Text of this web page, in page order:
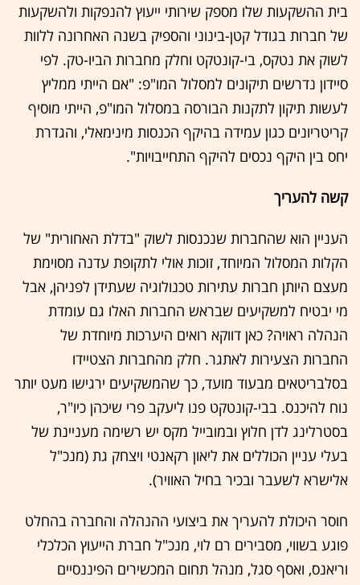
בית ההשקעות שלו מספק שירותי ייעוץ להנפקות ולהשקעות
של חברות בגודל קטן-בינוני והספיק בשנה האחרונה ללוות
לשוק את נטקס, בי-קונטקט וחלק מחברות הביו-טק. לפי
סיידון נדרשים תיקונים למסלול המו"פ: "אם הייתי ממליץ
לעשות תיקון לתקנות הבורסה במסלול המו"פ, הייתי מוסיף
קריטריונים כגון עמידה בהיקף הכנסות מינימאלי, והגדרת
יחס בין היקף נכסים להיקף התחייבויות".
קשה להעריך
העניין הוא שהחברות שנכנסות לשוק "בדלת האחורית" של
הקלות המסלול המיוחד, זוכות אולי לתקופת עדנה מסוימת
מעצם היותן חברות עתירות טכנולוגיה שעתידן לפניהן, אבל
מי יבטיח למשקיעים שבראש החברות האלו גם עומדת
הנהלה ראויה? כאן דווקא רואים היערכות מיוחדת של
החברות הצעירות לאתגר. חלק מהחברות הצטיידו
בסלבריטאים מבעוד מועד, כך שהמשקיעים ירגישו מעט יותר
נוח להיכנס. בבי-קונטקט פנו ליעקב פרי שיכהן כיו"ר,
בסטרלינג לדן חלוץ ובמובייל מקס יש רשימה מעניינת של
בעלי עניין הכוללים את ליאון רקאנטי ויצחק גת (מנכ"ל
אלישרא לשעבר ובכיר בחיל האוויר).
חוסר היכולת להעריך את ביצועי ההנהלה והחברה בהחלט
פוגע בשווי, מסבירים רם לוי, מנכ"ל חברת הייעוץ הכלכלי
וריאנס, ואסף סגל, מנהל תחום המכשירים הפיננסיים